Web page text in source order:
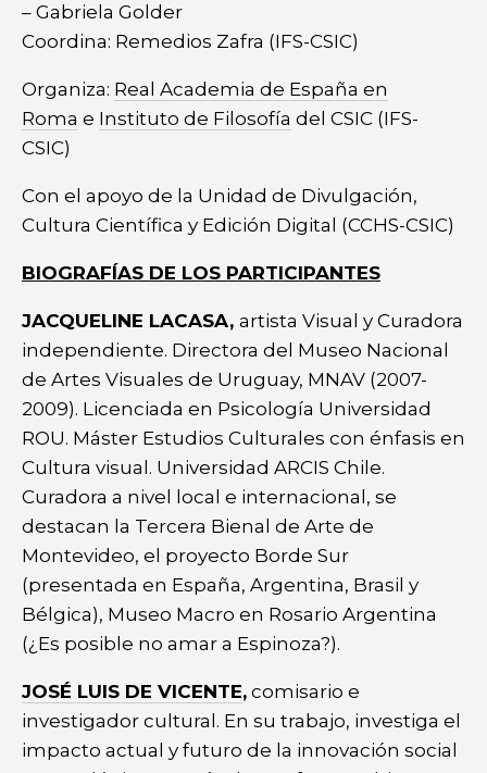
– Gabriela Golder
Coordina: Remedios Zafra (IFS-CSIC)
Organiza: Real Academia de España en
Roma e Instituto de Filosofía del CSIC (IFS-
CSIC)
Con el apoyo de la Unidad de Divulgación,
Cultura Científica y Edición Digital (CCHS-CSIC)
BIOGRAFÍAS DE LOS PARTICIPANTES
JACQUELINE LACASA, artista Visual y Curadora
independiente. Directora del Museo Nacional
de Artes Visuales de Uruguay, MNAV (2007-
2009). Licenciada en Psicología Universidad
ROU. Máster Estudios Culturales con énfasis en
Cultura visual. Universidad ARCIS Chile.
Curadora a nivel local e internacional, se
destacan la Tercera Bienal de Arte de
Montevideo, el proyecto Borde Sur
(presentada en España, Argentina, Brasil y
Bélgica), Museo Macro en Rosario Argentina
(¿Es posible no amar a Espinoza?).
JOSÉ LUIS DE VICENTE, comisario e
investigador cultural. En su trabajo, investiga el
impacto actual y futuro de la innovación social